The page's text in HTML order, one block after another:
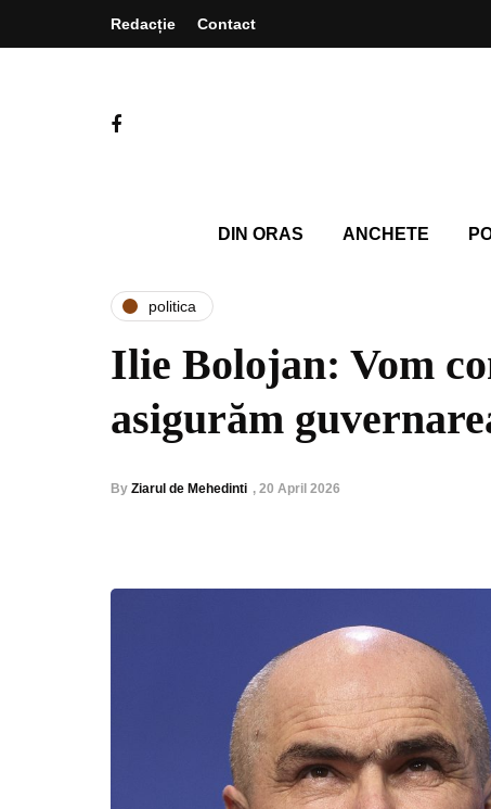
Redacție Contact
DIN ORAS ANCHETE
politica
Ilie Bolojan: Vom
asigurăm
By Ziarul de Mehedinti , 20 April 2026